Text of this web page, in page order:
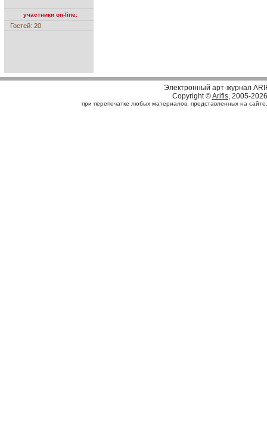
участники on-line:
Гостей: 20
Электронный арт-журнал
Copyright ©Arifis, 2005-2026
при перепечатке любых материалов, представленных на